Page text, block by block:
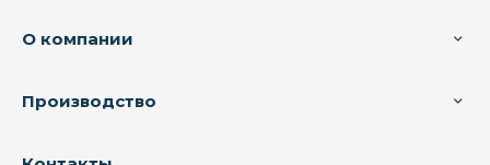
О компании
Производство